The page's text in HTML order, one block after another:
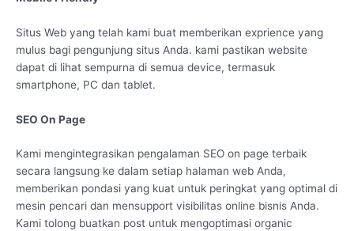
Situs Web yang telah kami buat memberikan exprience yang
mulus bagi pengunjung situs Anda. kami pastikan website
dapat di lihat sempurna di semua device, termasuk
smartphone, PC dan tablet.
SEO On Page
Kami mengintegrasikan pengalaman SEO on page terbaik
secara langsung ke dalam setiap halaman web Anda,
memberikan pondasi yang kuat untuk peringkat yang optimal di
mesin pencari dan mensupport visibilitas online bisnis Anda.
Kami tolong buatkan post untuk mengoptimasi organic